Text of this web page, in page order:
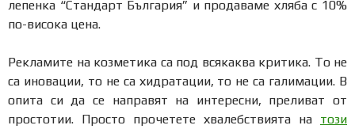
лепенка “Стандарт България” и продаваме хляба с 10%
по-висока цена.
Рекламите на козметика са под всякаква критика. То не
са иновации, то не са хидратации, то не са галимации. В
опита си да се направят на интересни, преливат от
простотии. Просто прочетете хвалебствията на този